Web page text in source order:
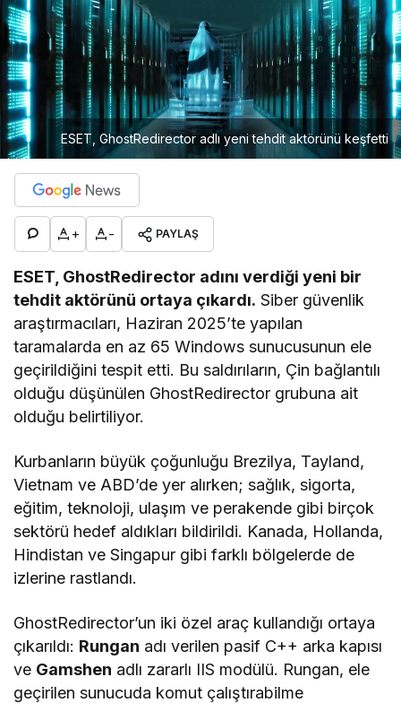
ESET, GhostRedirector adlı yeni tehdit aktörünü keşfetti
+ - PAYLAŞ
ESET, GhostRedirector adını verdiği yeni bir
tehdit aktörünü ortaya çıkardı. Siber güvenlik
araştırmacıları, Haziran 2025’te yapılan
taramalarda en az 65 Windows sunucusunun ele
geçirildiğini tespit etti. Bu saldırıların, Çin bağlantılı
olduğu düşünülen GhostRedirector grubuna ait
olduğu belirtiliyor.
Kurbanların büyük çoğunluğu Brezilya, Tayland,
Vietnam ve ABD’de yer alırken; sağlık, sigorta,
eğitim, teknoloji, ulaşım ve perakende gibi birçok
sektörü hedef aldıkları bildirildi. Kanada, Hollanda,
Hindistan ve Singapur gibi farklı bölgelerde de
izlerine rastlandı.
GhostRedirector’un iki özel araç kullandığı ortaya
çıkarıldı: Rungan adı verilen pasif C++ arka kapısı
ve Gamshen adlı zararlı IIS modülü. Rungan, ele
geçirilen sunucuda komut çalıştırabilme